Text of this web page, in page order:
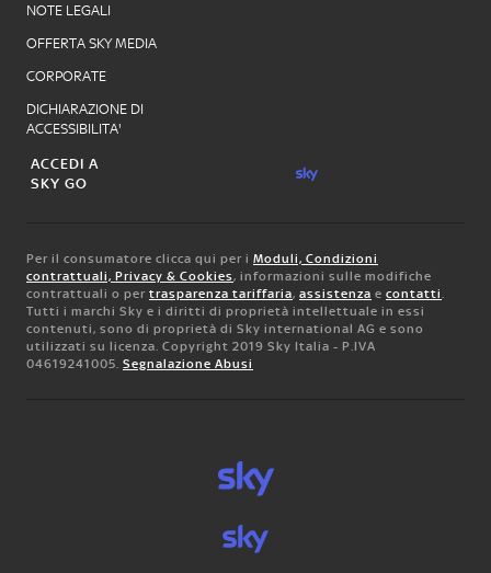
NOTE LEGALI
OFFERTA SKY MEDIA
CORPORATE
DICHIARAZIONE DI
ACCESSIBILITA'
ACCEDI A
SKY GO
Per il consumatore clicca qui per i Moduli, Condizioni
contrattuali, Privacy & Cookies, informazioni sulle modifiche
contrattuali o per trasparenza tariffaria, assistenza e contatti.
Tutti i marchi Sky e i diritti di proprietà intellettuale in essi
contenuti, sono di proprietà di Sky international AG e sono
utilizzati su licenza. Copyright 2019 Sky Italia - P.IVA
04619241005. Segnalazione Abusi